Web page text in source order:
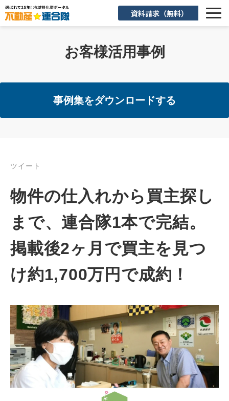
資料請求（無料）
入会後のサポート
お客様活用事例
事例集をダウンロードする
ツイート
物件の仕入れから買主探し
まで、連合隊1本で完結。
掲載後2ヶ月で買主を見つ
け約1,700万円で成約！